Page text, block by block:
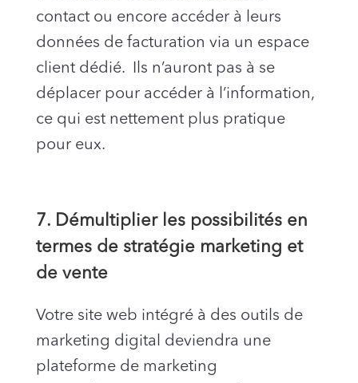
contact ou encore accéder à leurs
données de facturation via un espace
client dédié. Ils n’auront pas à se
déplacer pour accéder à l’information,
ce qui est nettement plus pratique
pour eux.
7. Démultiplier les possibilités en
termes de stratégie marketing et
de vente
Votre site web intégré à des outils de
marketing digital deviendra une
plateforme de marketing